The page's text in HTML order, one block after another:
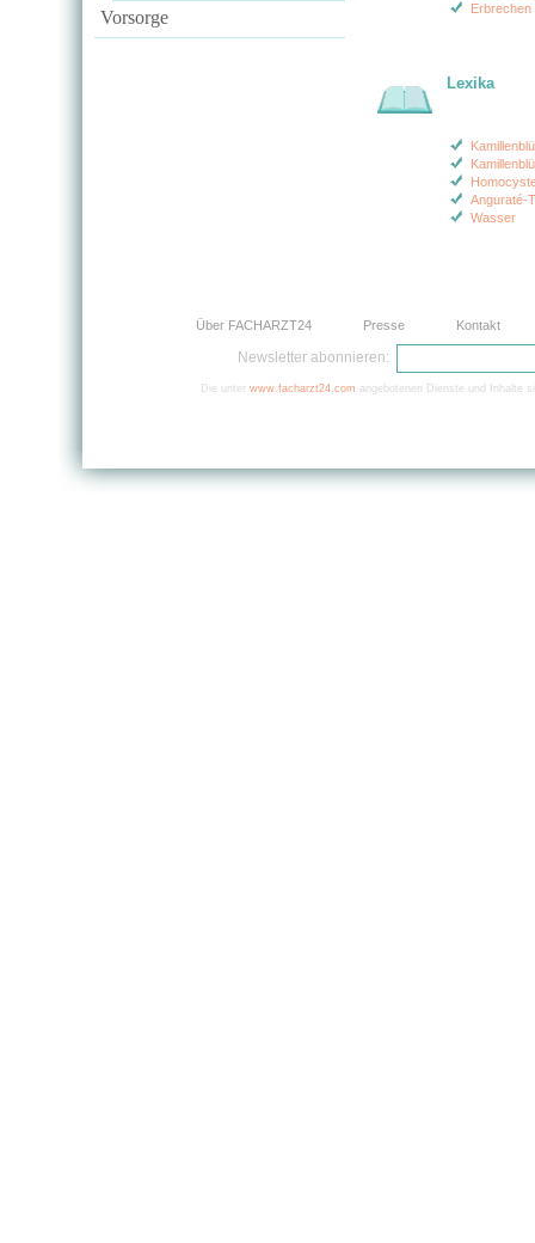
Vorsorge
Erbrechen
Lexika
Anguraté-
Wasser
Über FACHARZT24 Presse Kontakt
Newsletter abonnieren:
Die unter www.facharzt24.com angebotenen Dienste und Inhalte